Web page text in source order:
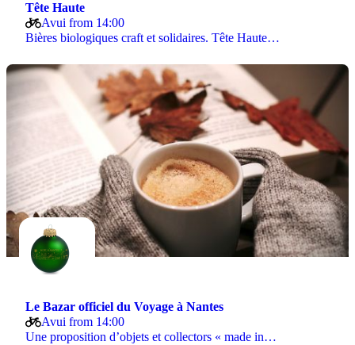
Tête Haute
Avui from 14:00
Bières biologiques craft et solidaires. Tête Haute…
Le Bazar officiel du Voyage à Nantes
Avui from 14:00
Une proposition d’objets et collectors « made in…